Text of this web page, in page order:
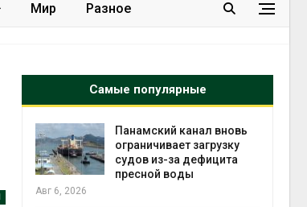
Мир Разное
Самые популярные
Панамский канал вновь
ограничивает загрузку
судов из-за дефицита
пресной воды
Авг 6, 2026